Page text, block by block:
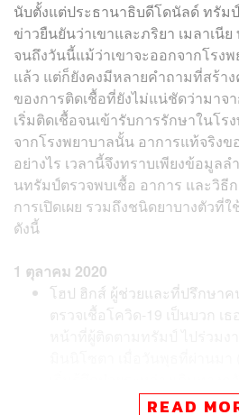
นับตั้งแต่ประธานาธิบดีโดนัลด์ ทรัม
ข่าวยืนยันว่าเขาและภริยา เมลาเนี
จนถึงวันนี้แม้ว่าเขาจะออกจากโรง
แล้ว แต่ก็ยังคงมีหลายคำถามที่สร้า
ของการติดเชื้อที่ยังไม่แน่ชัดว่ามาจ
เริ่มติดเชื้อจนเข้ารับการรักษาในโร
จากโรงพยาบาลนั้น อาการแท้จริงข
อย่างไร เวลานี้จึงทราบเพียงข้อมูล
นทรัมป์ตรวจพบเชื้อ อาการ และวิธี
การเปิดเผย รวมถึงชนิดยาบางตัวที่
ดังนี้
1 ตุลาคม 2020
โฮป ฮิกส์ ผู้ช่วยและที่ปรึกษา
ตรวจเชื้อโควิด-19 เป็นบวก เ
ไปอยู่จุดอื่นของห้องโดยสารเค
READ